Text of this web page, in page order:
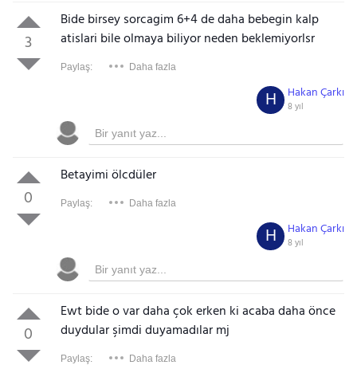
3
Bide birsey sorcagim 6+4 de daha bebegin kalp
atislari bile olmaya biliyor neden beklemiyorlsr
Paylaş: Daha fazla
Hakan Çarkı
8 yıl
H
0
Betayimi ölcdüler
Paylaş: Daha fazla
Hakan Çarkı
8 yıl
H
0
Ewt bide o var daha çok erken ki acaba daha önce
duydular şimdi duyamadılar mj
Paylaş: Daha fazla